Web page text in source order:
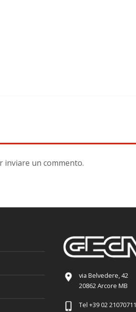
inviare un commento.
via Belvedere, 42
20862 Arcore MB
Tel +39 02 21070711